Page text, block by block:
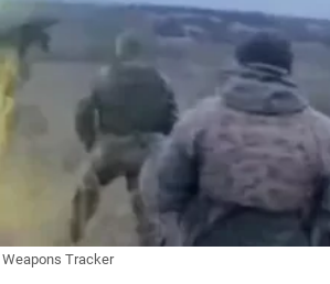
Weapons Tracker